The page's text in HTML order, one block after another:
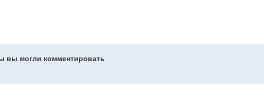
вы могли комментировать